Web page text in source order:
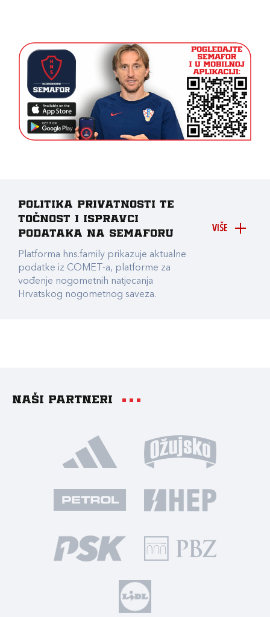
VIŠE
Politika privatnosti te
točnost i ispravci
podataka na Semaforu
Platforma hns.family prikazuje aktualne
podatke iz COMET-a, platforme za
vođenje nogometnih natjecanja
Hrvatskog nogometnog saveza.
Naši partneri